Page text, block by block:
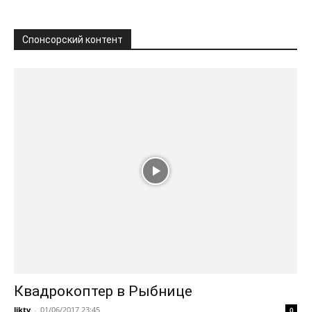
Спонсорский контент
Квадрокоптер в Рыбнице
liktv - 01/06/2017 23:45 0